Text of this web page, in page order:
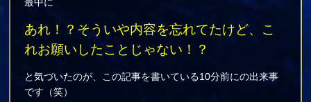
あれ！？そういや内容を忘れてたけど、こ
れお願いしたことじゃない！？
と気づいたのが、この記事を書いている10分前にの出来事
です（笑）